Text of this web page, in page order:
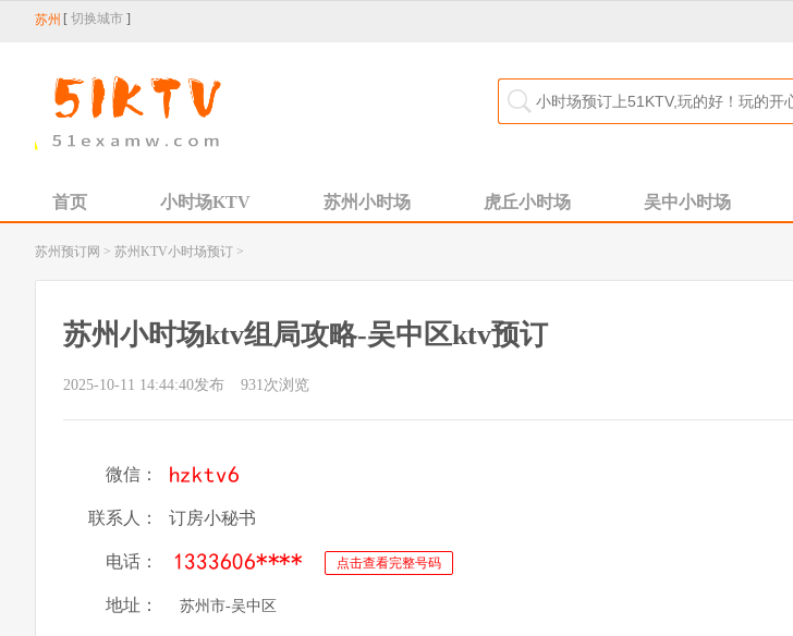
苏州 [ 切换城市 ]
首页 小时场KTV 苏州小时场 虎丘小时场 吴中小时场
苏州预订网 > 苏州KTV小时场预订 >
苏州小时场ktv组局攻略-吴中区ktv预订
2025-10-11 14:44:40发布 931次浏览
微信：
联系人： 订房小秘书
电话： 点击查看完整号码
地址： 苏州市-吴中区